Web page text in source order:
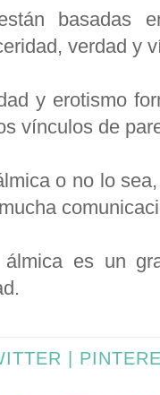
basadas
verdad y
y erotismo
vínculos de
o no lo
es un
|